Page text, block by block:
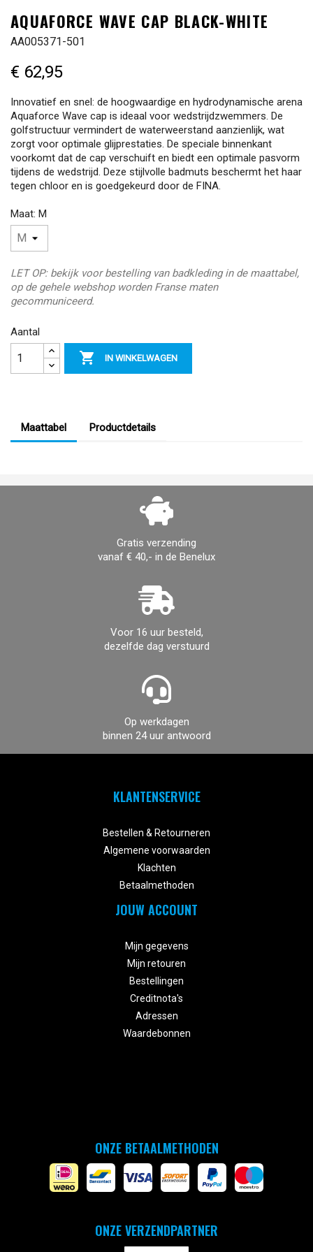
AQUAFORCE WAVE CAP BLACK-WHITE
AA005371-501
€ 62,95
Innovatief en snel: de hoogwaardige en hydrodynamische arena
Aquaforce Wave cap is ideaal voor wedstrijdzwemmers. De
golfstructuur vermindert de waterweerstand aanzienlijk, wat
zorgt voor optimale glijprestaties. De speciale binnenkant
voorkomt dat de cap verschuift en biedt een optimale pasvorm
tijdens de wedstrijd. Deze stijlvolle badmuts beschermt het haar
tegen chloor en is goedgekeurd door de FINA.
Maat: M
LET OP: bekijk voor bestelling van badkleding in de maattabel,
op de gehele webshop worden Franse maten
gecommuniceerd.
Aantal
 IN WINKELWAGEN
Maattabel Productdetails
Gratis verzending
vanaf € 40,- in de Benelux
Voor 16 uur besteld,
dezelfde dag verstuurd
Op werkdagen
binnen 24 uur antwoord
KLANTENSERVICE
Bestellen & Retourneren
Algemene voorwaarden
Klachten
Betaalmethoden
JOUW ACCOUNT
Mijn gegevens
Mijn retouren
Bestellingen
Creditnota's
Adressen
Waardebonnen
ONZE BETAALMETHODEN
ONZE VERZENDPARTNER